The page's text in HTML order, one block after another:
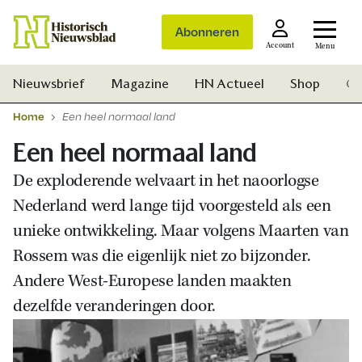
Abonneren
Account Menu
Zoek
Nieuwsbrief Magazine HN Actueel Shop
Home Een heel normaal land
Een heel normaal land
De exploderende welvaart in het naoorlogse
Nederland werd lange tijd voorgesteld als een
unieke ontwikkeling. Maar volgens Maarten van
Rossem was die eigenlijk niet zo bijzonder.
Andere West-Europese landen maakten
dezelfde veranderingen door.